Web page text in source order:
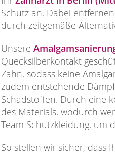
Schutz an. Dabei
durch zeitgemäße
Unsere
Quecksilberkontakt
Zahn, sodass keine
zudem entstehende
Schadstoffen. Durch eine
des Materials, wodurch
Team Schutzkleidung, um
So stellen wir sicher, dass